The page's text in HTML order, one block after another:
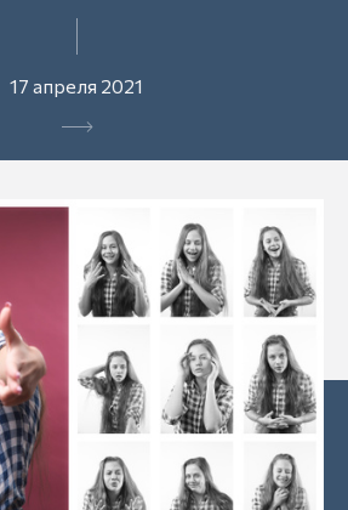
17 апреля 2021